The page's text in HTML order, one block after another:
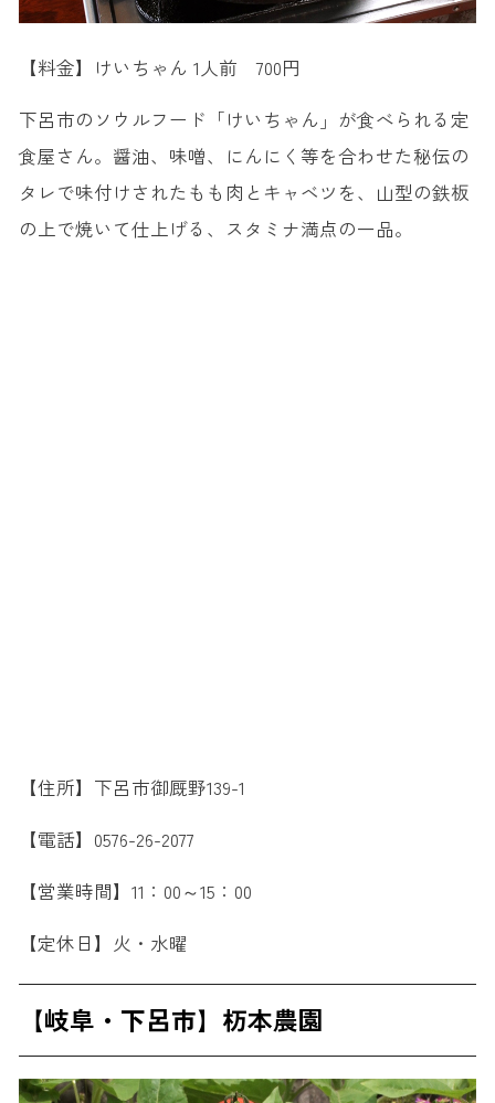
【料金】けいちゃん 1人前 700円
下呂市のソウルフード「けいちゃん」が食べられる定
食屋さん。醤油、味噌、にんにく等を合わせた秘伝の
タレで味付けされたもも肉とキャベツを、山型の鉄板
の上で焼いて仕上げる、スタミナ満点の一品。
【住所】下呂市御厩野139-1
【電話】0576-26-2077
【営業時間】11：00～15：00
【定休日】火・水曜
【岐阜・下呂市】杤本農園